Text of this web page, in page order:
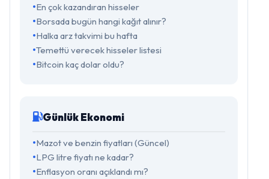
En çok kazandıran hisseler
Borsada bugün hangi kağıt alınır?
Halka arz takvimi bu hafta
Temettü verecek hisseler listesi
Bitcoin kaç dolar oldu?
Günlük Ekonomi
Mazot ve benzin fiyatları (Güncel)
LPG litre fiyatı ne kadar?
Enflasyon oranı açıklandı mı?